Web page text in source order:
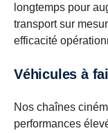
longtemps pour
transport sur
efficacité
Véhicules à
Nos chaînes
performances